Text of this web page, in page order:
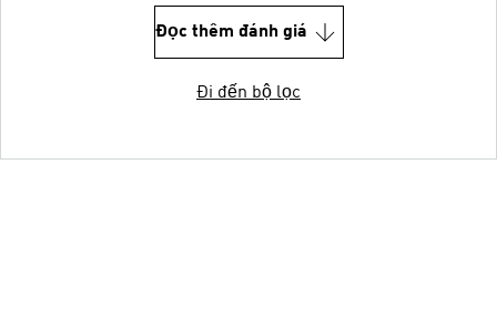
Đọc thêm đánh giá
Đi đến bộ lọc